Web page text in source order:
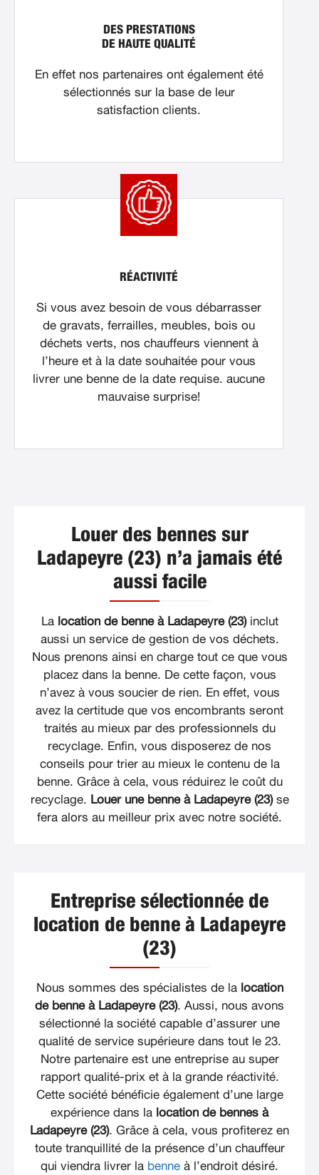
DES PRESTATIONS
DE HAUTE QUALITÉ
En effet nos partenaires ont également été
sélectionnés sur la base de leur
satisfaction clients.
RÉACTIVITÉ
Si vous avez besoin de vous débarrasser
de gravats, ferrailles, meubles, bois ou
déchets verts, nos chauffeurs viennent à
l’heure et à la date souhaitée pour vous
livrer une benne de la date requise. aucune
mauvaise surprise!
Louer des bennes sur
Ladapeyre (23) n’a jamais été
aussi facile
La location de benne à Ladapeyre (23)inclut
aussi un service de gestion de vos déchets.
Nous prenons ainsi en charge tout ce que vous
placez dans la benne. De cette façon, vous
n’avez à vous soucier de rien. En effet, vous
avez la certitude que vos encombrants seront
traités au mieux par des professionnels du
recyclage. Enfin, vous disposerez de nos
conseils pour trier au mieux le contenu de la
benne. Grâce à cela, vous réduirez le coût du
recyclage. Louer une benne à Ladapeyre (23)se
fera alors au meilleur prix avec notre société.
Entreprise sélectionnée de
location de benne à Ladapeyre
(23)
Nous sommes des spécialistes de la location
de benne à Ladapeyre (23). Aussi, nous avons
sélectionné la société capable d’assurer une
qualité de service supérieure dans tout le 23.
Notre partenaire est une entreprise au super
rapport qualité-prix et à la grande réactivité.
Cette société bénéficie également d’une large
expérience dans la location de bennes à
Ladapeyre (23). Grâce à cela, vous profiterez en
toute tranquillité de la présence d’un chauffeur
qui viendra livrer la benne à l’endroit désiré.